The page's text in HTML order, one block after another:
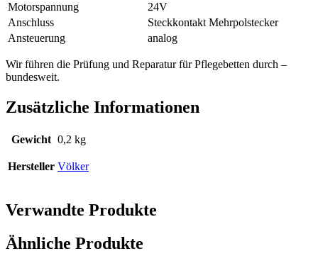
Motorspannung
24V
Anschluss
Steckkontakt Mehrpolstecker
Ansteuerung
analog
Wir führen die Prüfung und Reparatur für Pflegebetten durch –
bundesweit.
Zusätzliche Informationen
Gewicht 0,2 kg
Hersteller Völker
Verwandte Produkte
Ähnliche Produkte